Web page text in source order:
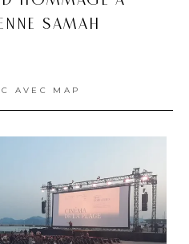
SAMAH
AVEC MAP